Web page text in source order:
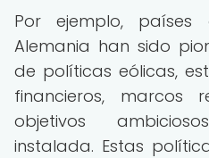
Por ejemplo,
Alemania han sido
de políticas eólicas,
financieros, marcos
objetivos
instalada. Estas